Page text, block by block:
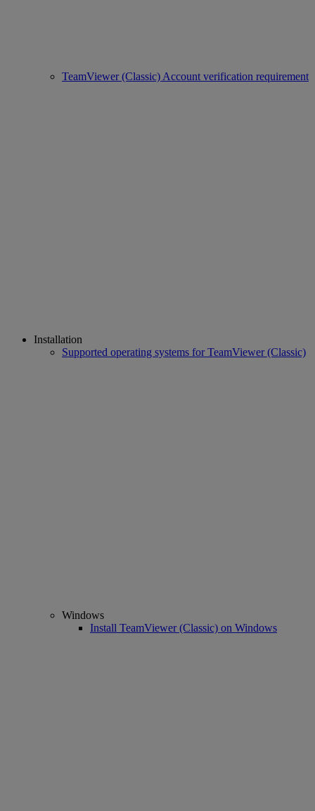
TeamViewer (Classic) Account verification requirement
Installation
Supported operating systems for TeamViewer (Classic)
Windows
Install TeamViewer (Classic) on Windows